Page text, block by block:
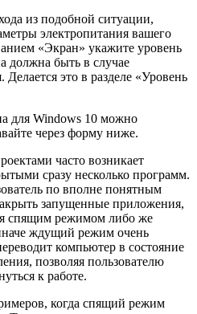
из подобной ситуации,
электропитания вашего
«Экран» укажите уровень
должна быть в случае
это в разделе «Уровень
для Windows 10 можно
через форму ниже.
часто возникает
сразу несколько программ.
по вполне понятным
запущенные приложения,
спящим режимом либо же
ждущий режим очень
компьютер в состояние
позволяя пользователю
к работе.
когда спящий режим